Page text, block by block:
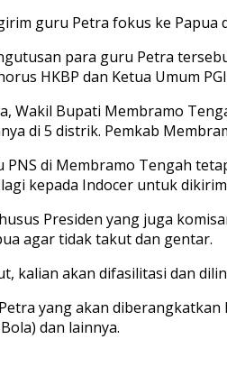
guru Petra fokus ke Papua
para guru Petra
HKBP dan Ketua Umum
Wakil Bupati Membramo
di 5 distrik. Pemkab
PNS di Membramo Tengah
kepada Indocer untuk
Presiden yang juga
agar tidak takut dan gentar.
kalian akan difasilitasi dan
yang akan
dan lainnya.